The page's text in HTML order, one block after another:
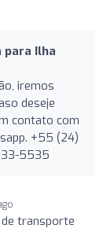
para Ilha
iremos
deseje
contato com
+55 (24)
5535
transporte